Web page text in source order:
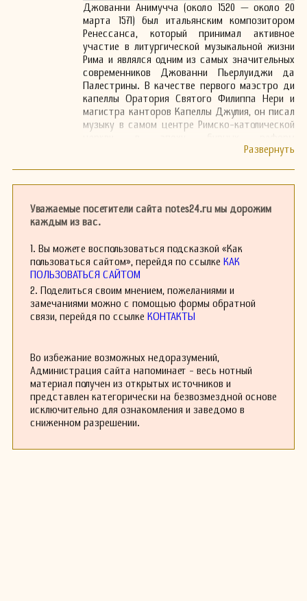
Джованни Анимучча (около 1520 — около 20
марта 1571) был итальянским композитором
Ренессанса, который принимал активное
участие в литургической музыкальной жизни
Рима и являлся одним из самых значительных
современников Джованни Пьерлуиджи да
Палестрины. В качестве первого маэстро ди
капеллы Оратория Святого Филиппа Нери и
магистра канторов Капеллы Джулия, он писал
музыку в самом центре Римско-католической
Контрреформации и в рамках новых
Уважаемые посетители сайта notes24.ru мы дорожим
каждым из вас.
1. Вы можете воспользоваться подсказкой «Как
пользоваться сайтом», перейдя по ссылке КАК
ПОЛЬЗОВАТЬСЯ САЙТОМ
2. Поделиться своим мнением, пожеланиями и
замечаниями можно с помощью формы обратной
связи, перейдя по ссылке КОНТАКТЫ
Во избежание возможных недоразумений,
Администрация сайта напоминает - весь нотный
материал получен из открытых источников и
представлен категорически на безвозмездной основе
исключительно для ознакомления и заведомо в
сниженном разрешении.